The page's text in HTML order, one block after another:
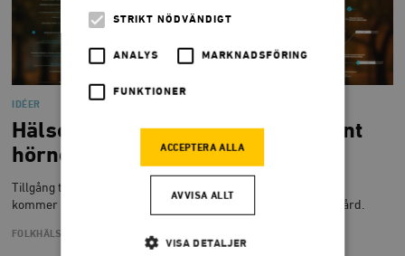
IDÉER
Hälsorevolutionen som väntar runt
hörnet
Tillgång till AI-läkare, personlig hälsodata och ny forskning
kommer att radikalt ändra förutsättningarna för svensk sjukvård.
FOLKHÄLSA TEKNIK
STRIKT NÖDVÄNDIGT
ANALYS MARKNADSFÖRING
FUNKTIONER
ACCEPTERA ALLA
AVVISA ALLT
VISA DETALJER